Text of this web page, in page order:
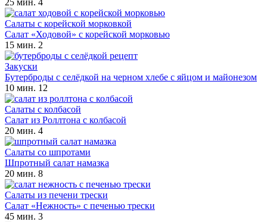
Салаты с корейской морковкой
Салат «Ходовой» с корейской морковью
15 мин. 2
Закуски
Бутерброды с селёдкой на черном хлебе с яйцом и майонезом
10 мин. 12
Салаты с колбасой
Салат из Роллтона с колбасой
20 мин. 4
Салаты со шпротами
Шпротный салат намазка
20 мин. 8
Салаты из печени трески
Салат «Нежность» с печенью трески
45 мин. 3